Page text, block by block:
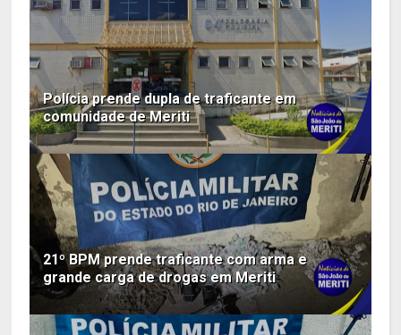
Polícia prende dupla de traficante em
comunidade de Meriti
21º BPM prende traficante com arma e
grande carga de drogas em Meriti